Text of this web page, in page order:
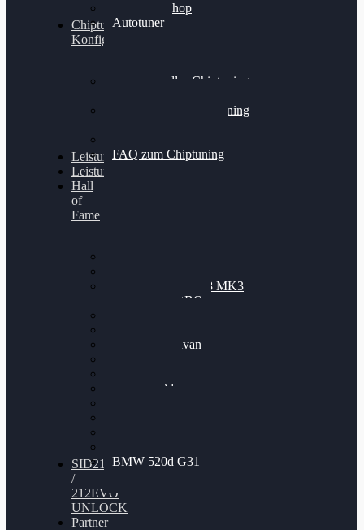
Alientech Shop
Autotuner
Chiptuning
Konfigurator
Professionelles Chiptuning
Professionelles Chiptuning
FAQ zum Chiptuning
Leistungsmessung
Leistungsprüfstand
Hall
of
Fame
Nissan GT-R35 3.8 MK3
V6 TWINTURBO
VW Passat 2.0TDI
VW T6 Multivan
BMW 120d
BMW 520d G31
SID212
/
212EVO
UNLOCK
Partner